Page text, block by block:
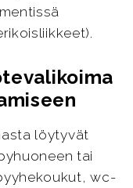
löytyvät
tai
wc-